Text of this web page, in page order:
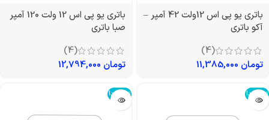
باتری یو پی اس 12ولت 42 آمپر –
آکو باتری
(4)
تومان
باتری یو پی اس 12 ولت 120 آمپر
صبا باتری
(4)
تومان
تمام شد! تمام شد!